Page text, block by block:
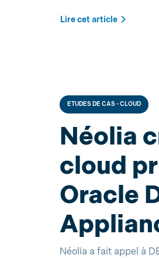
Lire cet article
ETUDES DE CAS - CLOUD
Néolia
cloud
Oracle
Néolia a fait appel à